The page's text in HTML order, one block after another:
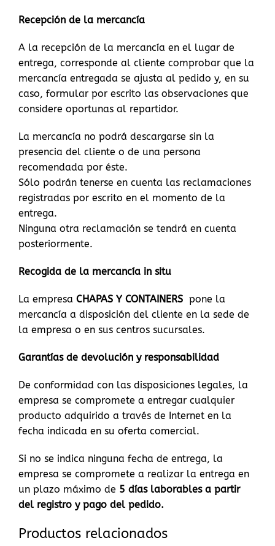
Recepción de la mercancía
A la recepción de la mercancía en el lugar de
entrega, corresponde al cliente comprobar que la
mercancía entregada se ajusta al pedido y, en su
caso, formular por escrito las observaciones que
considere oportunas al repartidor.
La mercancía no podrá descargarse sin la
presencia del cliente o de una persona
recomendada por éste.
Sólo podrán tenerse en cuenta las reclamaciones
registradas por escrito en el momento de la
entrega.
Ninguna otra reclamación se tendrá en cuenta
posteriormente.
Recogida de la mercancía in situ
La empresa CHAPAS Y CONTAINERS pone la
mercancía a disposición del cliente en la sede de
la empresa o en sus centros sucursales.
Garantías de devolución y responsabilidad
De conformidad con las disposiciones legales, la
empresa se compromete a entregar cualquier
producto adquirido a través de Internet en la
fecha indicada en su oferta comercial.
Si no se indica ninguna fecha de entrega, la
empresa se compromete a realizar la entrega en
un plazo máximo de 5 días laborables a partir
del registro y pago del pedido.
Productos relacionados